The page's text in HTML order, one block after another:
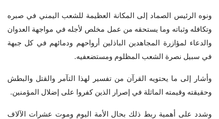
ونوه الرئيس الصماد إلى المكانة العظيمة للشعب اليمني في صبره
وتكافله وثباته وما يستحقه من عمل مخلص لأجله في مواجهة العدوان
والدعاء لمؤازرة المجاهدين الباذلين أرواحهم ودمائهم في كل جبهة
في سبيل نصرة الشعب المظلوم ومستضعفيه.
وأشار إلى ما يحتويه القرآن من تفسير لهذا التآمر والقتل والبطش
وحقيقته وقيمته الماثلة في إصرار الذين كفروا على إضلال المؤمنين.
وشدد على أهمية ربط ذلك بحال الأمة اليوم وموت عشرات الآلاف